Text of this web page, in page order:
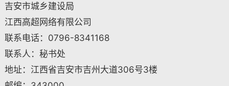
吉安市城乡建设局
江西高超网络有限公司
联系电话：0796-8341168
联系人：秘书处
地址：江西省吉安市吉州大道306号3楼